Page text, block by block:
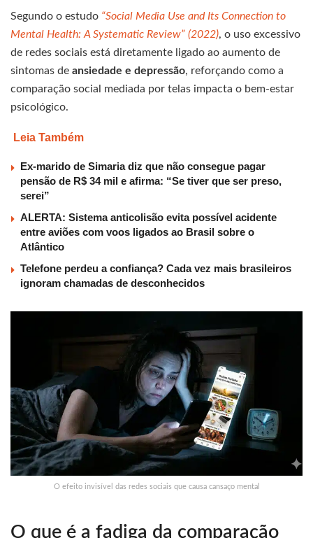
Segundo o estudo “Social Media Use and Its Connection to
Mental Health: A Systematic Review” (2022), o uso excessivo
de redes sociais está diretamente ligado ao aumento de
sintomas de ansiedade e depressão, reforçando como a
comparação social mediada por telas impacta o bem-estar
psicológico.
Leia Também
Ex-marido de Simaria diz que não consegue pagar
pensão de R$ 34 mil e afirma: “Se tiver que ser preso,
serei”
ALERTA: Sistema anticolisão evita possível acidente
entre aviões com voos ligados ao Brasil sobre o
Atlântico
Telefone perdeu a confiança? Cada vez mais brasileiros
ignoram chamadas de desconhecidos
O efeito invisível das redes sociais que causa cansaço mental
O que é a fadiga da comparação